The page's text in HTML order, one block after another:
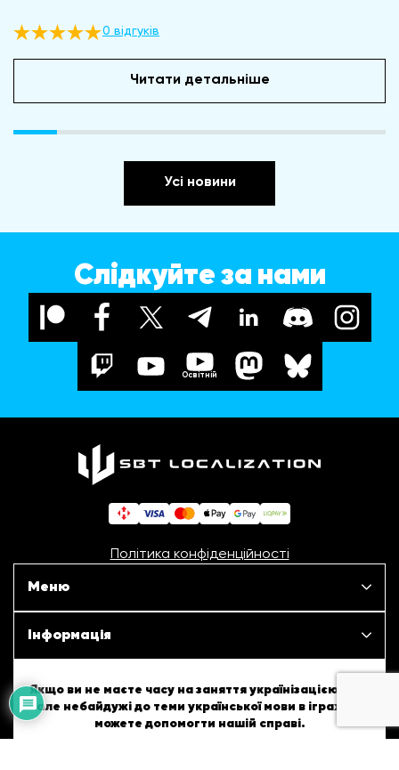
0 відгуків
Читати детальніше
Усі новини
Слідкуйте за нами
Освітній
Політика конфіденційності
Меню
Наші проєкти
Статті
Інформація
ШБТурнір
ШБТворчість
Якщо ви не маєте часу на заняття українізацією ігор,
але небайдужі до теми української мови в іграх, то
можете допомогти нашій справі.